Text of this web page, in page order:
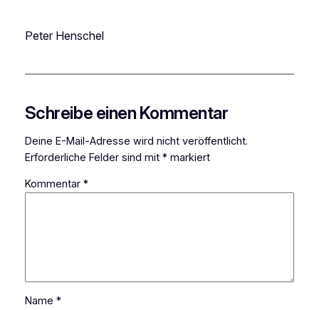
Peter Henschel
Schreibe einen Kommentar
Deine E-Mail-Adresse wird nicht veröffentlicht.
Erforderliche Felder sind mit *markiert
Kommentar *
Name *